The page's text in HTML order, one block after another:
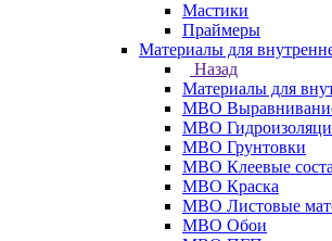
Мастики
Праймеры
Материалы для
Назад
Материалы для
МВО
МВО
МВО Грунтовки
МВО Клеевые
МВО Краска
МВО Листовые
МВО Обои